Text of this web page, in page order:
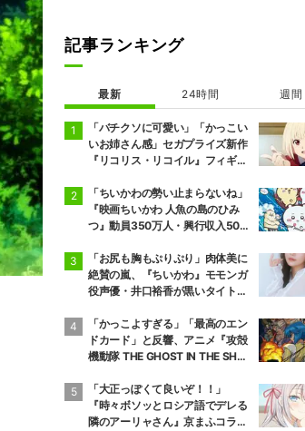
記事ランキング
最新 24時間 週間
「バチクソに可愛い」「かっこい
いお姉さん感」セガプライズ新作
『リコリス・リコイル』フィギュ
「ちいかわの勢い止まらないね」
『映画ちいかわ 人魚の島のひみ
つ』動員350万人・興行収入50億
「お尻も胸もぷりぷり」肉体美に
絶賛の嵐、『ちいかわ』モモンガ
役声優・井口裕香が黒いタイトウ
「かっこよすぎる」「最高のエン
ドカード」と反響、アニメ『攻殻
機動隊 THE GHOST IN THE SHEL
「大正っぽくて良いぞ！！」
『時々ボソッとロシア語でデレる
隣のアーリャさん』京まふコラボ